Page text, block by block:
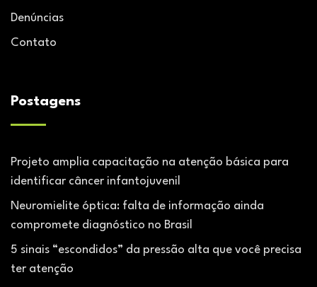
Denúncias
Contato
Postagens
Projeto amplia capacitação na atenção básica para
identificar câncer infantojuvenil
Neuromielite óptica: falta de informação ainda
compromete diagnóstico no Brasil
5 sinais “escondidos” da pressão alta que você precisa
ter atenção